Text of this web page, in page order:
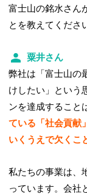
富士山の銘水さん
とを教えてくださ
粟井さん
弊社は「富士山の
けしたい」という
ンを達成すること
ている「社会貢献
いくうえで欠くこ
私たちの事業は、
っています。会社